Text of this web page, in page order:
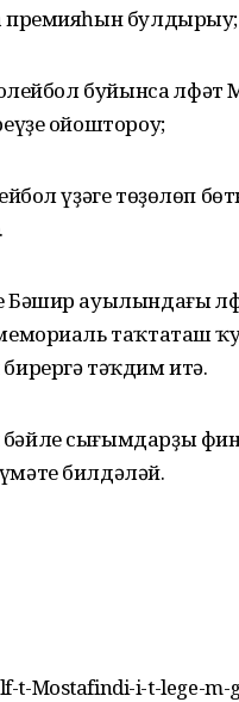
премияһын булдырыу;
буйынса
ойоштороу;
үҙәге төҙөлөп
ауылындағы
таҡтаташ
тәҡдим итә.
сығымдарҙы
билдәләй.
Mostafindi-i-t-lege-m-